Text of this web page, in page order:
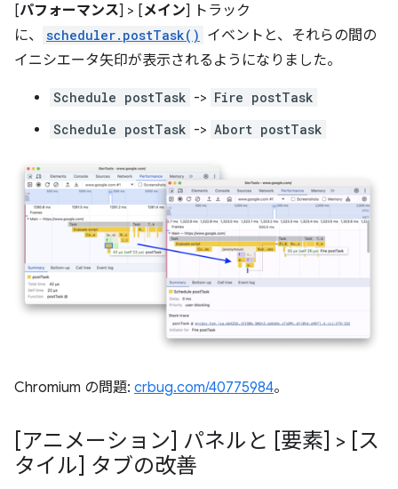
[パフォーマンス] > [メイン] トラック
に、
scheduler.postTask() イベントと、それらの間の
イニシエータ矢印が表示されるようになりました。
Schedule postTask -> Fire postTask
Schedule postTask -> Abort postTask
Chromium の問題: crbug.com/40775984。
[アニメーション] パネルと [要素] > [ス
タイル] タブの改善